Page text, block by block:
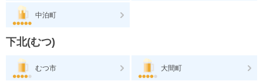
中泊町
下北(むつ)
むつ市 大間町